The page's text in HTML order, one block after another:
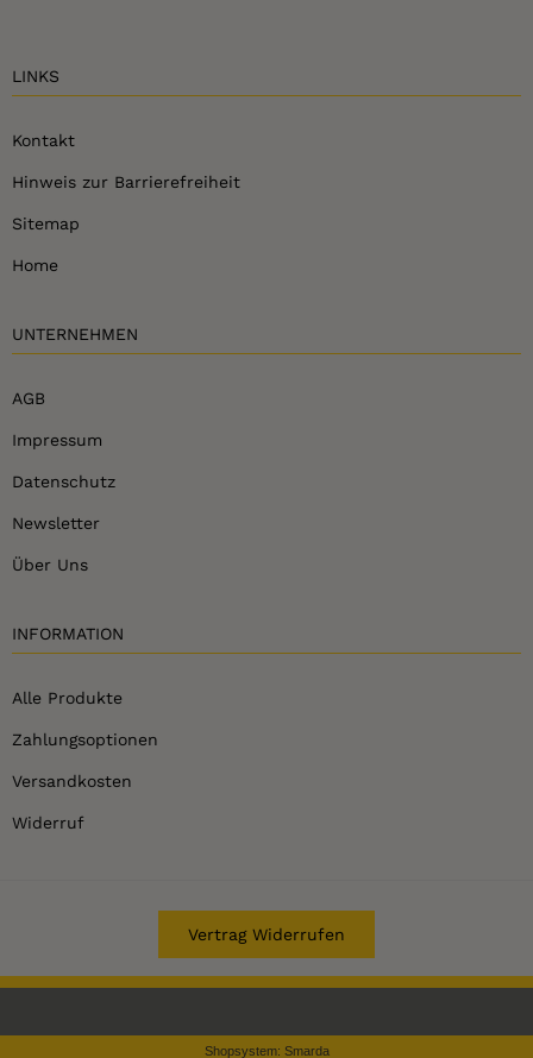
LINKS
Kontakt
Hinweis zur Barrierefreiheit
Sitemap
Home
UNTERNEHMEN
AGB
Impressum
Datenschutz
Newsletter
Über Uns
INFORMATION
Alle Produkte
Zahlungsoptionen
Versandkosten
Widerruf
Vertrag Widerrufen
Shopsystem: Smarda